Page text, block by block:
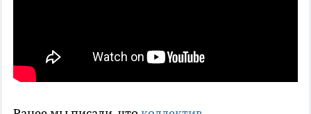
видео: Мария Попова